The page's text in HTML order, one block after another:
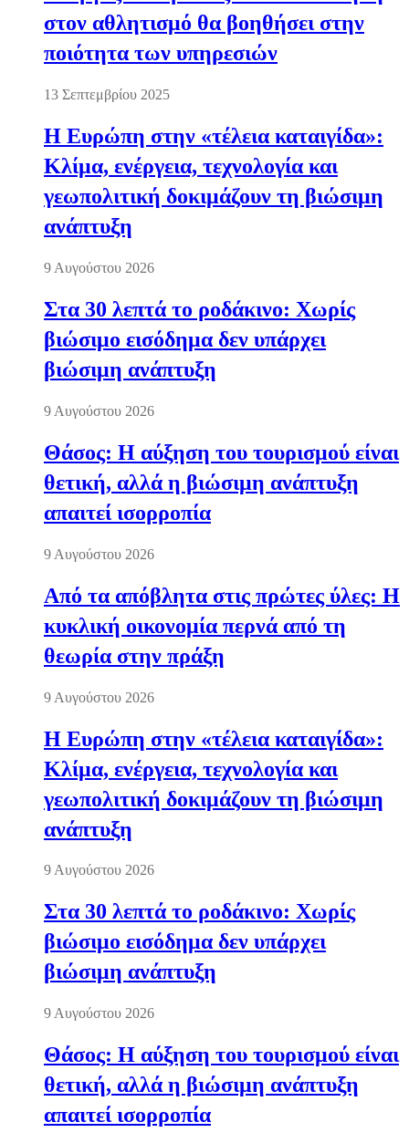
στον αθλητισμό θα βοηθήσει στην
ποιότητα των υπηρεσιών
13 Σεπτεμβρίου 2025
Η Ευρώπη στην «τέλεια καταιγίδα»:
Κλίμα, ενέργεια, τεχνολογία και
γεωπολιτική δοκιμάζουν τη βιώσιμη
ανάπτυξη
9 Αυγούστου 2026
Στα 30 λεπτά το ροδάκινο: Χωρίς
βιώσιμο εισόδημα δεν υπάρχει
βιώσιμη ανάπτυξη
9 Αυγούστου 2026
Θάσος: Η αύξηση του τουρισμού είναι
θετική, αλλά η βιώσιμη ανάπτυξη
απαιτεί ισορροπία
9 Αυγούστου 2026
Από τα απόβλητα στις πρώτες ύλες: Η
κυκλική οικονομία περνά από τη
θεωρία στην πράξη
9 Αυγούστου 2026
Η Ευρώπη στην «τέλεια καταιγίδα»:
Κλίμα, ενέργεια, τεχνολογία και
γεωπολιτική δοκιμάζουν τη βιώσιμη
ανάπτυξη
9 Αυγούστου 2026
Στα 30 λεπτά το ροδάκινο: Χωρίς
βιώσιμο εισόδημα δεν υπάρχει
βιώσιμη ανάπτυξη
9 Αυγούστου 2026
Θάσος: Η αύξηση του τουρισμού είναι
θετική, αλλά η βιώσιμη ανάπτυξη
απαιτεί ισορροπία